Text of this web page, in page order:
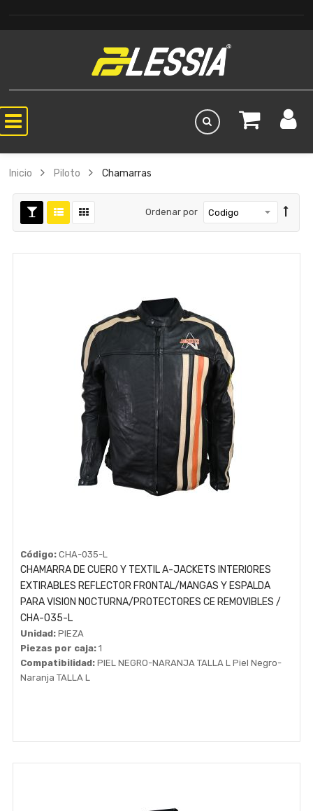
Inicio Piloto Chamarras
Ordenar por
Código:CHA-035-L
CHAMARRA DE CUERO Y TEXTIL A-JACKETS INTERIORES
EXTIRABLES REFLECTOR FRONTAL/MANGAS Y ESPALDA
PARA VISION NOCTURNA/PROTECTORES CE REMOVIBLES /
CHA-035-L
Unidad: PIEZA
Piezas por caja: 1
Compatibilidad: PIEL NEGRO-NARANJA TALLA L Piel Negro-
Naranja TALLA L